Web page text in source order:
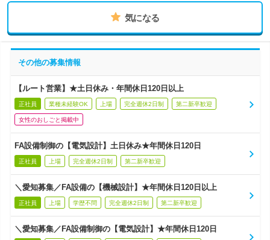
気になる
その他の募集情報
【ルート営業】★土日休み・年間休日120日以上
正社員 業種未経験OK 上場 完全週休2日制 第二新卒歓迎
女性のおしごと掲載中
FA設備制御の【電気設計】土日休み★年間休日120日
正社員 上場 完全週休2日制 第二新卒歓迎
＼愛知募集／FA設備の【機械設計】★年間休日120日以上
正社員 上場 学歴不問 完全週休2日制 第二新卒歓迎
＼愛知募集／FA設備制御の【電気設計】★年間休日120日